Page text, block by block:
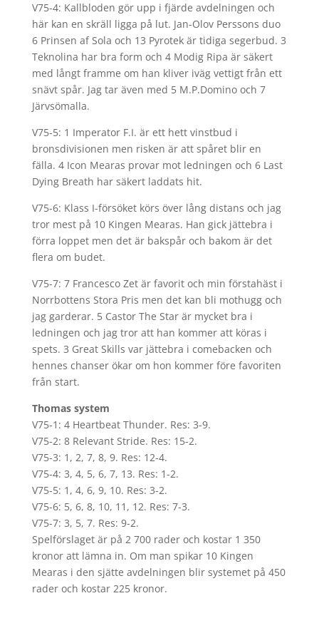
V75-4: Kallbloden gör upp i fjärde avdelningen och
här kan en skräll ligga på lut. Jan-Olov Perssons duo
6 Prinsen af Sola och 13 Pyrotek är tidiga segerbud. 3
Teknolina har bra form och 4 Modig Ripa är säkert
med långt framme om han kliver iväg vettigt från ett
snävt spår. Jag tar även med 5 M.P.Domino och 7
Järvsömalla.
V75-5: 1 Imperator F.I. är ett hett vinstbud i
bronsdivisionen men risken är att spåret blir en
fälla. 4 Icon Mearas provar mot ledningen och 6 Last
Dying Breath har säkert laddats hit.
V75-6: Klass I-försöket körs över lång distans och jag
tror mest på 10 Kingen Mearas. Han gick jättebra i
förra loppet men det är bakspår och bakom är det
flera om budet.
V75-7: 7 Francesco Zet är favorit och min förstahäst i
Norrbottens Stora Pris men det kan bli mothugg och
jag garderar. 5 Castor The Star är mycket bra i
ledningen och jag tror att han kommer att köras i
spets. 3 Great Skills var jättebra i comebacken och
hennes chanser ökar om hon kommer före favoriten
från start.
Thomas system
V75-1: 4 Heartbeat Thunder. Res: 3-9.
V75-2: 8 Relevant Stride. Res: 15-2.
V75-3: 1, 2, 7, 8, 9. Res: 12-4.
V75-4: 3, 4, 5, 6, 7, 13. Res: 1-2.
V75-5: 1, 4, 6, 9, 10. Res: 3-2.
V75-6: 5, 6, 8, 10, 11, 12. Res: 7-3.
V75-7: 3, 5, 7. Res: 9-2.
Spelförslaget är på 2 700 rader och kostar 1 350
kronor att lämna in. Om man spikar 10 Kingen
Mearas i den sjätte avdelningen blir systemet på 450
rader och kostar 225 kronor.